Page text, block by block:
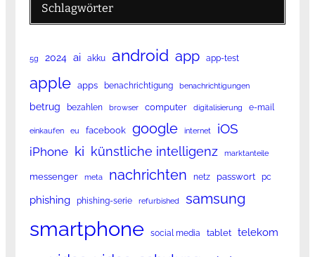
Schlagwörter
5g 2024 ai akku android app app-test
apple apps benachrichtigung benachrichtigungen
betrug bezahlen browser computer digitalisierung e-mail
einkaufen eu facebook google internet iOS
iPhone ki künstliche intelligenz marktanteile
messenger meta nachrichten netz passwort pc
phishing phishing-serie refurbished samsung
smartphone social media tablet telekom